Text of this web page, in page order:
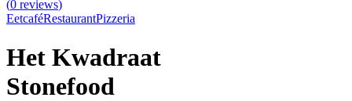
(0 reviews)
EetcaféRestaurantPizzeria
Het Kwadraat
Stonefood